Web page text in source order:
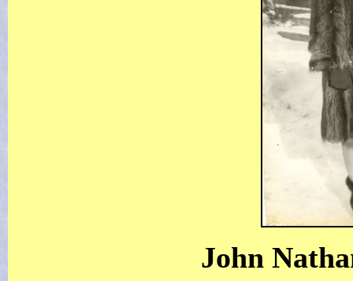
John